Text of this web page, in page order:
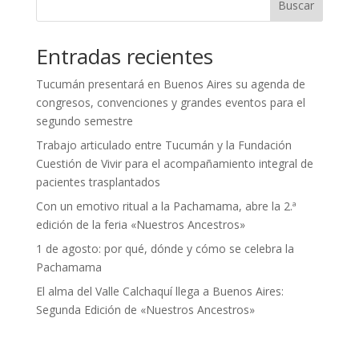
Buscar
Entradas recientes
Tucumán presentará en Buenos Aires su agenda de
congresos, convenciones y grandes eventos para el
segundo semestre
Trabajo articulado entre Tucumán y la Fundación
Cuestión de Vivir para el acompañamiento integral de
pacientes trasplantados
Con un emotivo ritual a la Pachamama, abre la 2.ª
edición de la feria «Nuestros Ancestros»
1 de agosto: por qué, dónde y cómo se celebra la
Pachamama
El alma del Valle Calchaquí llega a Buenos Aires:
Segunda Edición de «Nuestros Ancestros»